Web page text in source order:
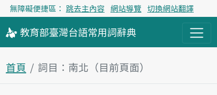
無障礙便捷區： 跳去主內容 網站導覽 切換網站翻譯
教育部臺灣台語常用詞辭典
首頁 詞目：南北（目前頁面）